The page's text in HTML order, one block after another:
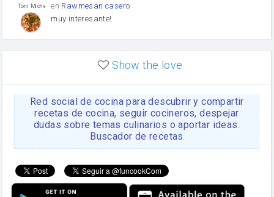
Toni Michel Caubet
en Rawmesan casero
muy interesante!
enLasaña casera fácil y
HOJALDROSA TV
enGachas de la abuela
Rosa
https://youtu.be/Mz69gcVO3sI
Rosa enReceta Del Bizcocho
Disculpa. En la foto aparece
el bizcocho de xoco y en el
apartado de los ingredientes
Show the love
Red social de cocina para descubrir y compartir
recetas de cocina, seguir cocineros, despejar
dudas sobre temas culinarios o aportar ideas.
Buscador de recetas